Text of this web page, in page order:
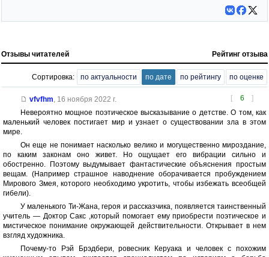
Отзывы читателей Рейтинг отзыва
Сортировка: по актуальности по дате по рейтингу по оценке
[ 6 ]
vfvfhm 16 ноября 2022 г.
Невероятно мощное поэтическое высказывание о детстве. О том, как
маленький человек постигает мир и узнает о существовании зла в этом
мире.
Он еще не понимает насколько велико и могущественно мироздание,
по каким законам оно живет. Но ощущает его вибрации сильно и
обостренно. Поэтому выдумывает фантастические объяснения простым
вещам. (Например страшное наводнение оборачивается пробуждением
Мирового Змея, которого необходимо укротить, чтобы избежать всеобщей
гибели).
У маленького Ти-Жана, героя и рассказчика, появляется таинственный
учитель — Доктор Сакс ,который помогает ему приобрести поэтическое и
мистическое понимание окружающей действительности. Открывает в нем
взгляд художника.
Почему-то Рэй Брэдбери, ровесник Керуака и человек с похожим